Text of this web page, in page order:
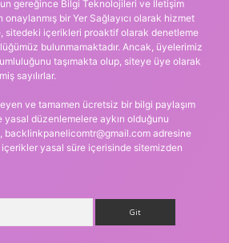
gereğince Bilgi Teknolojileri ve İletişim
onaylanmış bir Yer Sağlayıcı olarak hizmet
sitedeki içerikleri proaktif olarak denetleme
bulunmamaktadır. Ancak, üyelerimiz
taşımakta olup, siteye üye olarak
sayılırlar.
ve tamamen ücretsiz bir bilgi paylaşım
düzenlemelere aykırı olduğunu
backlinkpanelicomtr@gmail.com adresine
yasal süre içerisinde sitemizden